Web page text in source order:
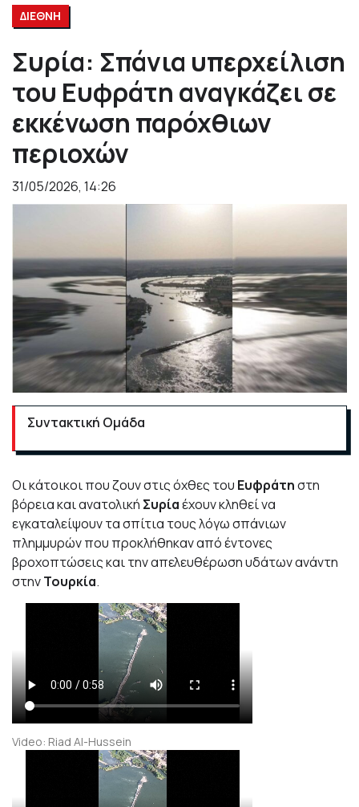
ΔΙΕΘΝΗ
Συρία: Σπάνια υπερχείλιση
του Ευφράτη αναγκάζει σε
εκκένωση παρόχθιων
περιοχών
31/05/2026, 14:26
Συντακτική Ομάδα
Οι κάτοικοι που ζουν στις όχθες του Ευφράτηστη
βόρεια και ανατολική Συρίαέχουν κληθεί να
εγκαταλείψουν τα σπίτια τους λόγω σπάνιων
πλημμυρών που προκλήθηκαν από έντονες
βροχοπτώσεις και την απελευθέρωση υδάτων ανάντη
στηνΤουρκία.
Video: Riad Al-Hussein